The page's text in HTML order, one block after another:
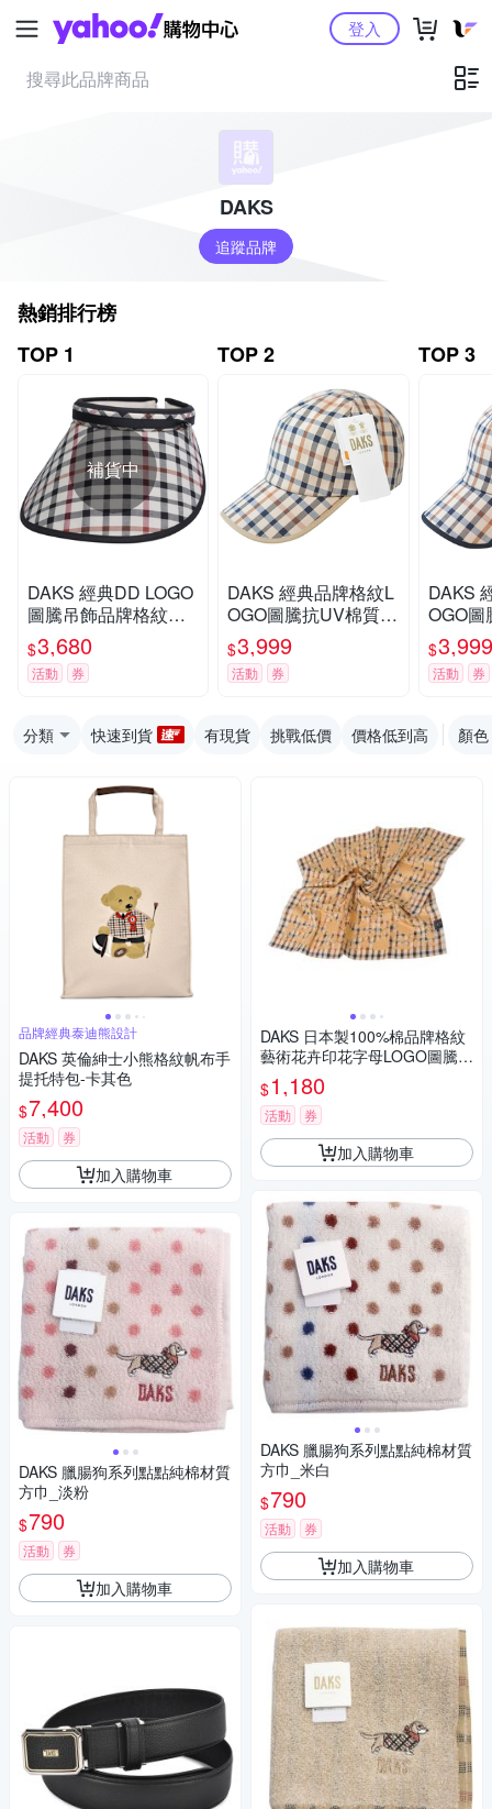
Yahoo購物中心登入
DAKS
追蹤品牌
熱銷排行榜
TOP 1
補貨中
DAKS 經典DD LOGO
圖騰吊飾品牌格紋造
型遮陽帽(駝色)
$3,680
活動 券
TOP 2
DAKS 經典品牌格紋L
OGO圖騰抗UV棉質棒
球帽(卡其格/卡其邊)
$3,999
活動 券
TOP 3
DAKS
OGO
球帽(
$3,999
活動 券
分類 快速到貨 有現貨 挑戰低價 價格低到高 顏色
品牌經典泰迪熊設計
DAKS 英倫紳士小熊格紋帆布手
提托特包-卡其色
$7,400
活動 券
加入購物車
DAKS 臘腸狗系列點點純棉材質
方巾_淡粉
$790
活動 券
加入購物車
DAKS 日本製100%棉品牌格紋
藝術花卉印花字母LOGO圖騰帕
領巾(經典駝色/58CM)
$1,180
活動 券
加入購物車
DAKS 臘腸狗系列點點純棉材質
方巾_米白
$790
活動 券
加入購物車